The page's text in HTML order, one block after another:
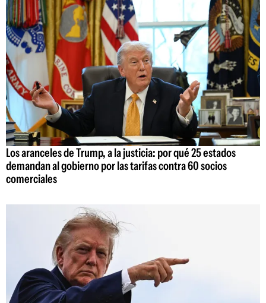
Los aranceles de Trump, a la justicia: por qué 25 estados
demandan al gobierno por las tarifas contra 60 socios
comerciales